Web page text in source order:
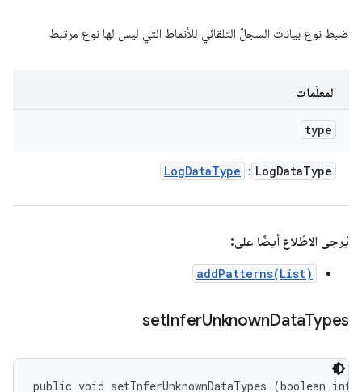
ضبط نوع بيانات السجلّ التلقائي للأنماط التي ليس لها نوع مرتبط
المعلَمات
type
LogDataType
: ‏
LogDataType
يُرجى الاطّلاع أيضًا على:
addPatterns(List)
setInferUnknownDataTypes
public void setInferUnknownDataTypes (boolean